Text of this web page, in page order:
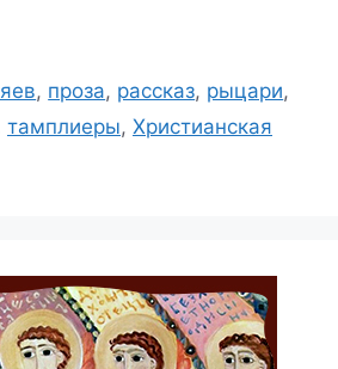
, проза, рассказ, рыцари,
тамплиеры, Христианская